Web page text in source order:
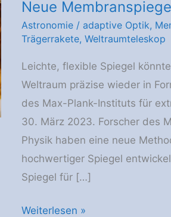
Neue
Astronomie/ adaptive Optik,
Trägerrakete, Weltraumteleskop
Leichte, flexible Spiegel
Weltraum präzise wieder in
des Max-Plank-Instituts für
30. März 2023. Forscher des
Physik haben eine neue
hochwertiger Spiegel
Spiegel für […]
Neue
Weiterlesen »